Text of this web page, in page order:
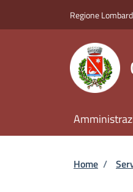
Regione
Home /